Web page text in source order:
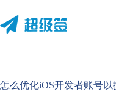
至
内
怎么优化iOS开发者账号以